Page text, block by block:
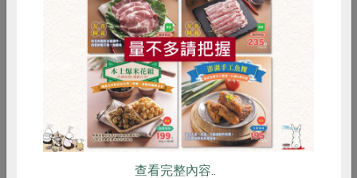
你可能有興趣的產品
RPET 食譜 減硝酸鹽
雞蛋 食安 共同購買
查看完整內容..